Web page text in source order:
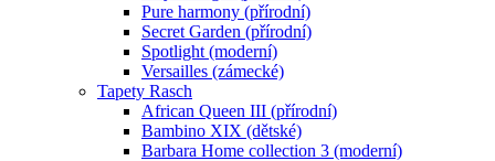
Pure harmony (přírodní)
Secret Garden (přírodní)
Spotlight (moderní)
Versailles (zámecké)
Tapety Rasch
African Queen III (přírodní)
Bambino XIX (dětské)
Barbara Home collection 3 (moderní)